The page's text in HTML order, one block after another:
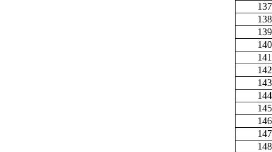
137
138
139
140
141
142
143
144
145
146
147
148